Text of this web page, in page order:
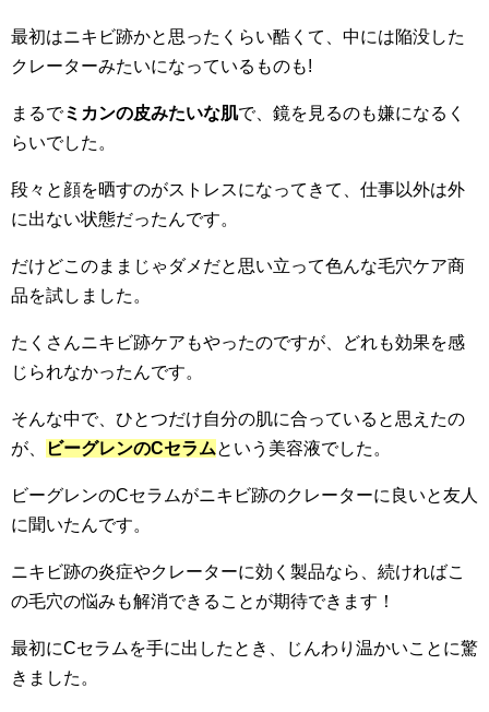
最初はニキビ跡かと思ったくらい酷くて、中には陥没した
クレーターみたいになっているものも!
まるでミカンの皮みたいな肌で、鏡を見るのも嫌になるく
らいでした。
段々と顔を晒すのがストレスになってきて、仕事以外は外
に出ない状態だったんです。
だけどこのままじゃダメだと思い立って色んな毛穴ケア商
品を試しました。
たくさんニキビ跡ケアもやったのですが、どれも効果を感
じられなかったんです。
そんな中で、ひとつだけ自分の肌に合っていると思えたの
が、
ビーグレンのCセラムという美容液でした。
ビーグレンのCセラムがニキビ跡のクレーターに良いと友人
に聞いたんです。
ニキビ跡の炎症やクレーターに効く製品なら、続ければこ
の毛穴の悩みも解消できることが期待できます！
最初にCセラムを手に出したとき、じんわり温かいことに驚
きました。